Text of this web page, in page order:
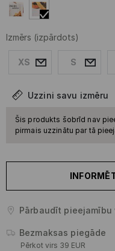
Izmērs (izpārdots)
XS S
Uzzini savu izmēru
Šis produkts šobrīd nav
pirmais uzzinātu par tā
Pārbaudīt pieejamību
Bezmaksas piegāde
Pērkot virs 39 EUR